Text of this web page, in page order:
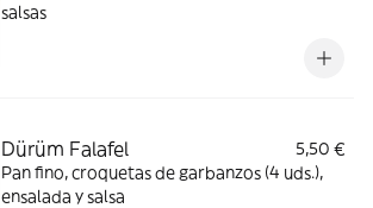
salsas
Dürüm Falafel
5,50 €
Pan fino, croquetas de garbanzos (4 uds.),
ensalada y salsa